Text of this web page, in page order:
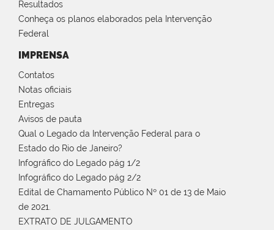
Resultados
Conheça os planos elaborados pela Intervenção
Federal
IMPRENSA
Contatos
Notas oficiais
Entregas
Avisos de pauta
Qual o Legado da Intervenção Federal para o
Estado do Rio de Janeiro?
Infográfico do Legado pág 1/2
Infográfico do Legado pág 2/2
Edital de Chamamento Público Nº 01 de 13 de Maio
de 2021.
EXTRATO DE JULGAMENTO